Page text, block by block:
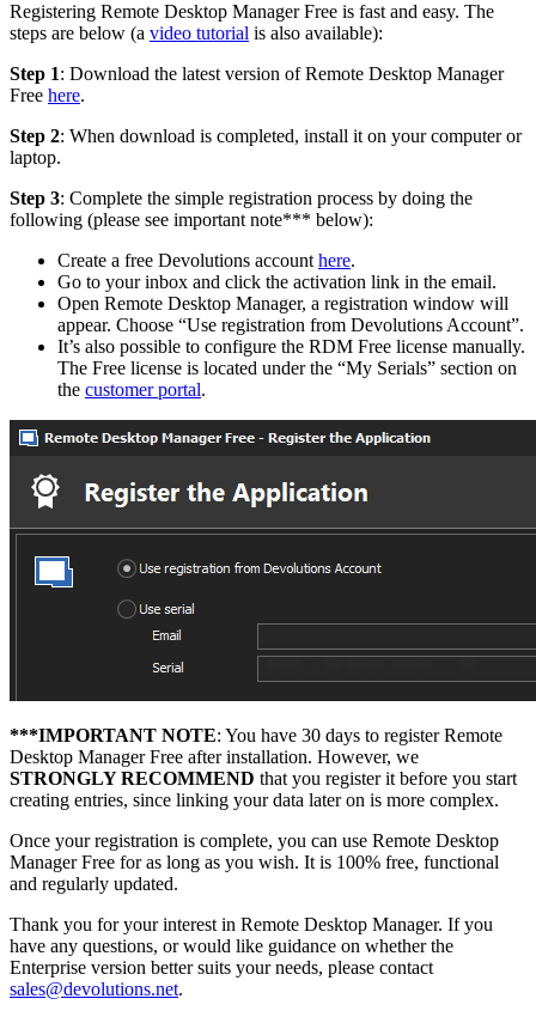
Registering Remote Desktop Manager Free is fast and easy. The
steps are below (a video tutorial is also available):
Step 1: Download the latest version of Remote Desktop Manager
Free here.
Step 2: When download is completed, install it on your computer or
laptop.
Step 3: Complete the simple registration process by doing the
following (please see important note*** below):
Create a free Devolutions accounthere.
Go to your inbox and click the activation link in the email.
Open Remote Desktop Manager, a registration window will
appear. Choose “Use registration from Devolutions Account”.
It’s also possible to configure the RDM Free license manually.
The Free license is located under the “My Serials” section on
the customer portal.
***IMPORTANT NOTE: You have 30 days to register Remote
Desktop Manager Free after installation. However, we
STRONGLY RECOMMEND that you register it before you start
creating entries, since linking your data later on is more complex.
Once your registration is complete, you can use Remote Desktop
Manager Free for as long as you wish. It is 100% free, functional
and regularly updated.
Thank you for your interest in Remote Desktop Manager. If you
have any questions, or would like guidance on whether the
Enterprise version better suits your needs, please contact
sales@devolutions.net.